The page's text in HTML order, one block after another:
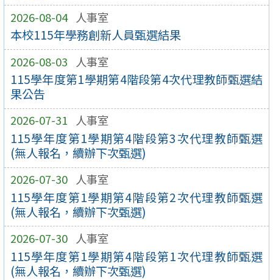
2026-08-04 人事室
本校115年學務創新人員甄選結果
2026-08-03 人事室
115學年度第1學期第4階段第4次代理教師甄選結
果公告
2026-07-31 人事室
115學年度第1學期第4階段第3次代理教師甄選
(無人報名，續辦下次甄選)
2026-07-30 人事室
115學年度第1學期第4階段第2次代理教師甄選
(無人報名，續辦下次甄選)
2026-07-30 人事室
115學年度第1學期第4階段第1次代理教師甄選
(無人報名，續辦下次甄選)